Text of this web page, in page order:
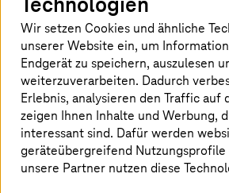
01. Juli 2026 |Artificial Intelligence
Europas KI-Souveränität
Warum Europa offene Foundation
technologisch unabhängig zu
Wertschöpfung zu sichern und KI
können.
Mehr erfahren
Wir setzen Cookies und ähnliche
unserer Website ein, um
Endgerät zu speichern, auszulesen
weiterzuverarbeiten. Dadurch
Erlebnis, analysieren den Traffic auf
zeigen Ihnen Inhalte und Werbung,
interessant sind. Dafür werden
geräteübergreifend
unsere Partner nutzen diese